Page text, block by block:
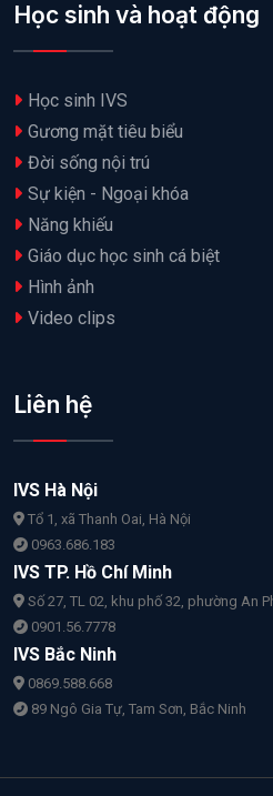
Học sinh và hoạt động
Học sinh IVS
Gương mặt tiêu biểu
Đời sống nội trú
Sự kiện - Ngoại khóa
Năng khiếu
Giáo dục học sinh cá biệt
Hình ảnh
Video clips
Liên hệ
IVS Hà Nội
Tổ 1, xã Thanh Oai, Hà Nội
0963.686.183
IVS TP. Hồ Chí Minh
Số 27, TL 02, khu phố 32, phường An
0901.56.7778
IVS Bắc Ninh
0869.588.668
89 Ngô Gia Tự, Tam Sơn, Bắc Ninh